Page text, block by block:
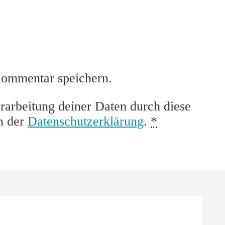
speichern.
deiner Daten durch diese
der Datenschutzerklärung. *